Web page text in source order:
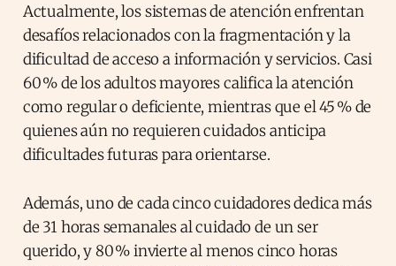
Actualmente, los sistemas de atención enfrentan
desafíos relacionados con la fragmentación y la
dificultad de acceso a información y servicios. Casi
60 % de los adultos mayores califica la atención
como regular o deficiente, mientras que el 45 % de
quienes aún no requieren cuidados anticipa
dificultades futuras para orientarse.
Además, uno de cada cinco cuidadores dedica más
de 31 horas semanales al cuidado de un ser
querido, y 80 % invierte al menos cinco horas